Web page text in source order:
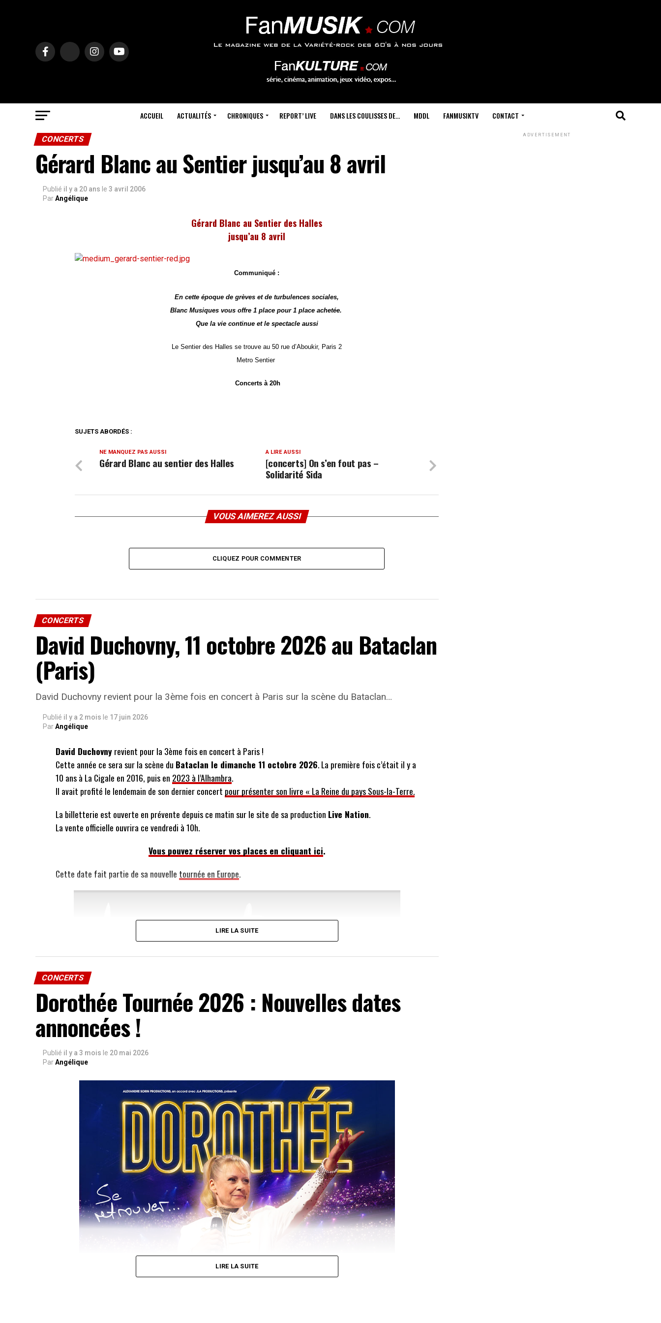
ACCUEIL ACTUALITÉS CHRONIQUES REPORT’ LIVE DANS LES COULISSES DE… MDDL FANMUSIKTV CONTACT
CONCERTS
Gérard Blanc au Sentier jusqu’au 8 avril
Publié il y a 20 ans le 3 avril 2006
ParAngélique
Gérard Blanc au Sentier des Halles
jusqu’au 8 avril
Communiqué :
En cette époque de grèves et de turbulences sociales,
Blanc Musiques vous offre 1 place pour 1 place achetée.
Que la vie continue et le spectacle aussi
Le Sentier des Halles se trouve au 50 rue d’Aboukir, Paris 2
Metro Sentier
Concerts à 20h
SUJETS ABORDÉS :
A LIRE AUSSI
[concerts] On s’en fout pas –
Solidarité Sida
NE MANQUEZ PAS AUSSI
Gérard Blanc au sentier des Halles
VOUS AIMEREZ AUSSI
CLIQUEZ POUR COMMENTER
CONCERTS
David Duchovny, 11 octobre 2026 au Bataclan
(Paris)
David Duchovny revient pour la 3ème fois en concert à Paris sur la scène du Bataclan…
Publié il y a 2 mois le 17 juin 2026
ParAngélique
David Duchovnyrevient pour la 3ème fois en concert à Paris !
Cette année ce sera sur la scène du Bataclan le dimanche 11 octobre 2026. La première fois c’était il y a
10 ans à La Cigale en 2016, puis en 2023 à l’Alhambra.
Il avait profité le lendemain de son dernier concert pour présenter son livre « La Reine du pays Sous-la-Terre.
La billetterie est ouverte en prévente depuis ce matin sur le site de sa production Live Nation.
La vente officielle ouvrira ce vendredi à 10h.
Vous pouvez réserver vos places en cliquant ici.
Cette date fait partie de sa nouvelle tournée en Europe.
LIRE LA SUITE
CONCERTS
Dorothée Tournée 2026 : Nouvelles dates
annoncées !
Publié il y a 3 mois le 20 mai 2026
ParAngélique
LIRE LA SUITE
ADVERTISEMENT